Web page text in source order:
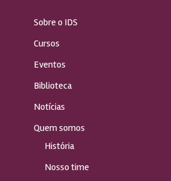
Sobre o IDS
Cursos
Eventos
Biblioteca
Notícias
Quem somos
História
Nosso time